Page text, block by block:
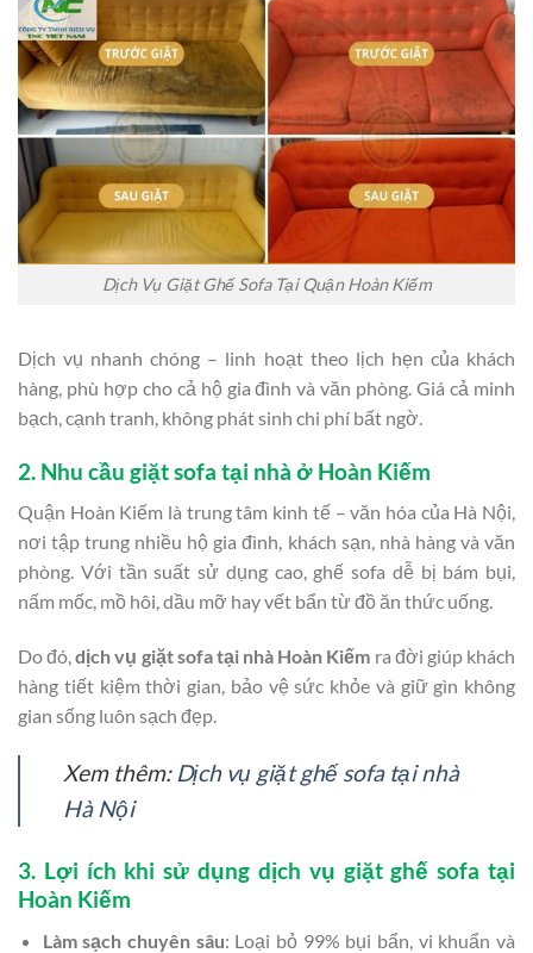
Dịch Vụ Giặt Ghế Sofa Tại Quận Hoàn Kiếm
Dịch vụ nhanh chóng – linh hoạt theo lịch hẹn của khách
hàng, phù hợp cho cả hộ gia đình và văn phòng. Giá cả minh
bạch, cạnh tranh, không phát sinh chi phí bất ngờ.
2. Nhu cầu giặt sofa tại nhà ở Hoàn Kiếm
Quận Hoàn Kiếm là trung tâm kinh tế – văn hóa của Hà Nội,
nơi tập trung nhiều hộ gia đình, khách sạn, nhà hàng và văn
phòng. Với tần suất sử dụng cao, ghế sofa dễ bị bám bụi,
nấm mốc, mồ hôi, dầu mỡ hay vết bẩn từ đồ ăn thức uống.
Do đó,dịch vụ giặt sofa tại nhà Hoàn Kiếm ra đời giúp khách
hàng tiết kiệm thời gian, bảo vệ sức khỏe và giữ gìn không
gian sống luôn sạch đẹp.
Xem thêm: Dịch vụ giặt ghế sofa tại nhà
Hà Nội
3. Lợi ích khi sử dụng dịch vụ giặt ghế sofa tại
Hoàn Kiếm
Làm sạch chuyên sâu: Loại bỏ 99% bụi bẩn, vi khuẩn và